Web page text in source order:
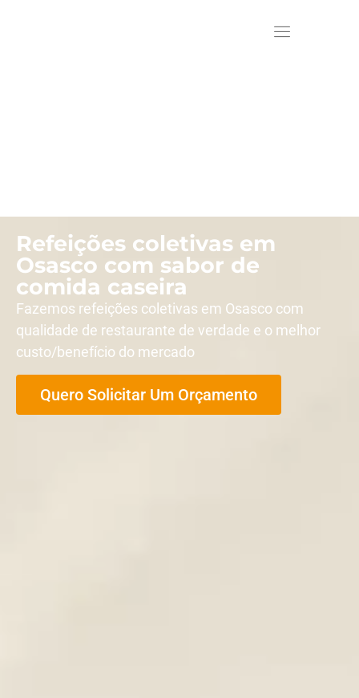
Refeições coletivas em
Osasco com sabor de
comida caseira
Fazemos refeições coletivas em Osasco com
qualidade de restaurante de verdade e o melhor
custo/benefício do mercado
Quero Solicitar Um Orçamento